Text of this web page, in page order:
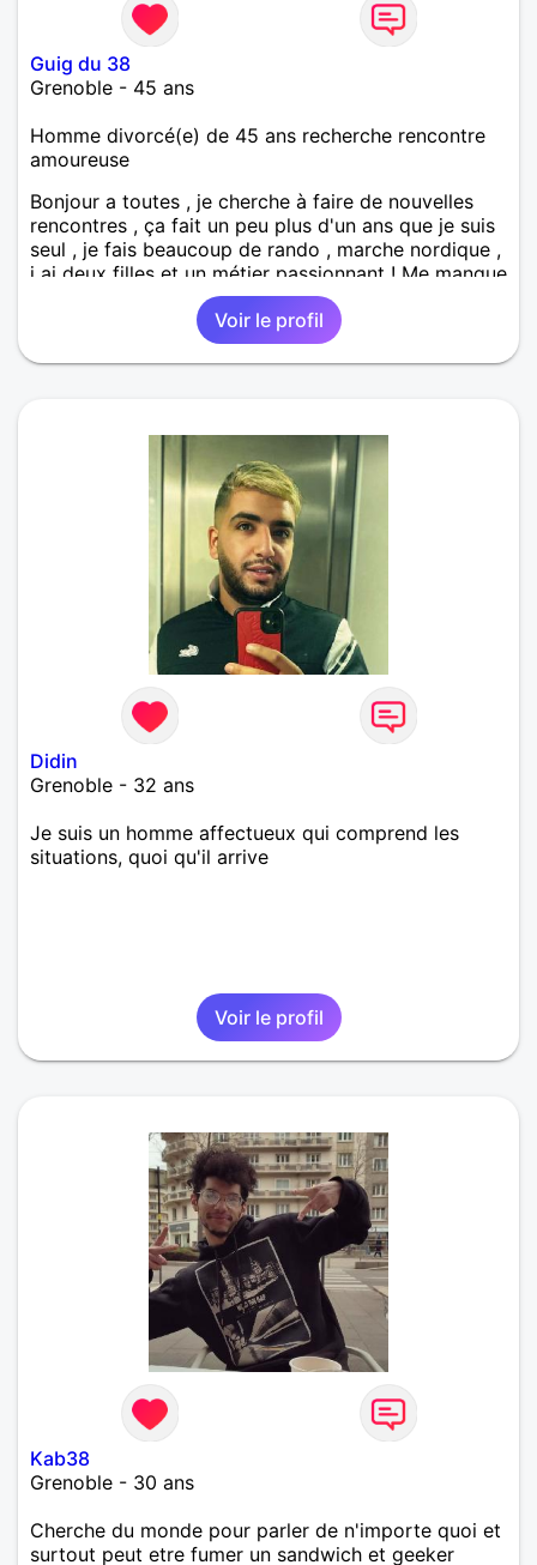
Guig du 38
Grenoble - 45 ans
Homme divorcé(e) de 45 ans recherche rencontre
amoureuse
Bonjour a toutes , je cherche à faire de nouvelles
rencontres , ça fait un peu plus d'un ans que je suis
seul , je fais beaucoup de rando , marche nordique ,
j ai deux filles et un métier passionnant ! Me manque
plus que.... Je fonctionne au feeling ! Donc venait
Voir le profil
Didin
Grenoble - 32 ans
Je suis un homme affectueux qui comprend les
situations, quoi qu'il arrive
Voir le profil
Kab38
Grenoble - 30 ans
Cherche du monde pour parler de n'importe quoi et
surtout peut etre fumer un sandwich et geeker